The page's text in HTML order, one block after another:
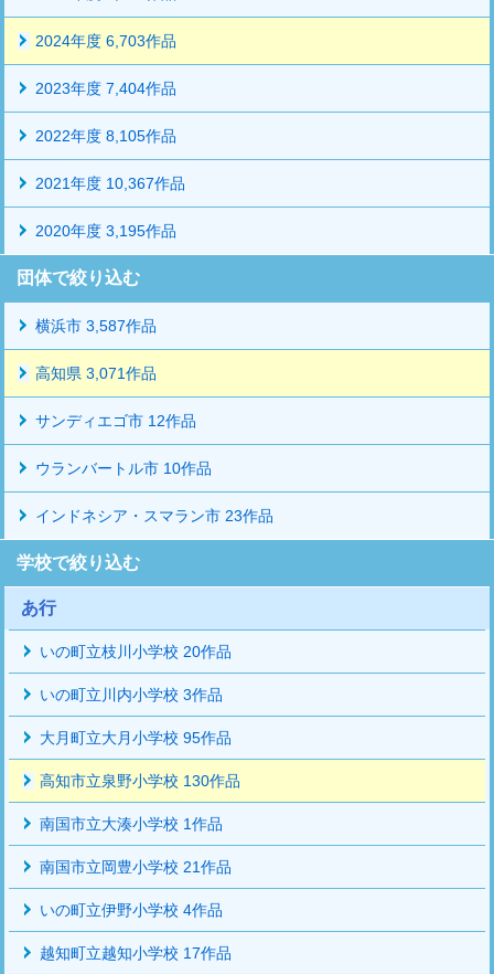
2024年度 6,703作品
2023年度 7,404作品
2022年度 8,105作品
2021年度 10,367作品
2020年度 3,195作品
団体で絞り込む
横浜市 3,587作品
高知県 3,071作品
サンディエゴ市 12作品
ウランバートル市 10作品
インドネシア・スマラン市 23作品
学校で絞り込む
あ行
いの町立枝川小学校 20作品
いの町立川内小学校 3作品
大月町立大月小学校 95作品
高知市立泉野小学校 130作品
南国市立大湊小学校 1作品
南国市立岡豊小学校 21作品
いの町立伊野小学校 4作品
越知町立越知小学校 17作品